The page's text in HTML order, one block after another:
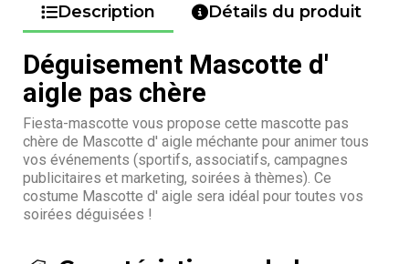
Description Détails du produit
Déguisement Mascotte d'
aigle pas chère
Fiesta-mascotte vous propose cette mascotte pas
chère de Mascotte d' aigle méchante pour animer tous
vos événements (sportifs, associatifs, campagnes
publicitaires et marketing, soirées à thèmes). Ce
costume Mascotte d' aigle sera idéal pour toutes vos
soirées déguisées !